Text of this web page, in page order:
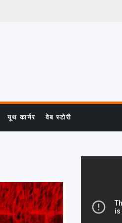
यूथ कार्नर वेब स्टोरी